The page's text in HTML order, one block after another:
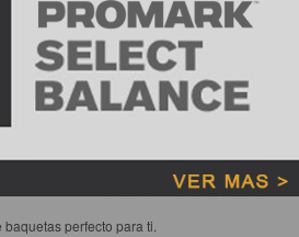
perfecto para ti.